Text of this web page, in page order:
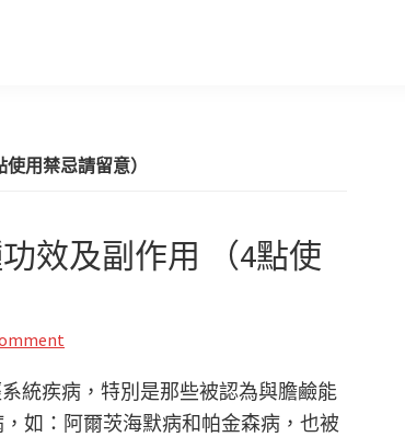
用禁忌請留意）
效及副作用 （4點使
統疾病，特別是那些被認為與膽鹼能
如：阿爾茨海默病和帕金森病，也被